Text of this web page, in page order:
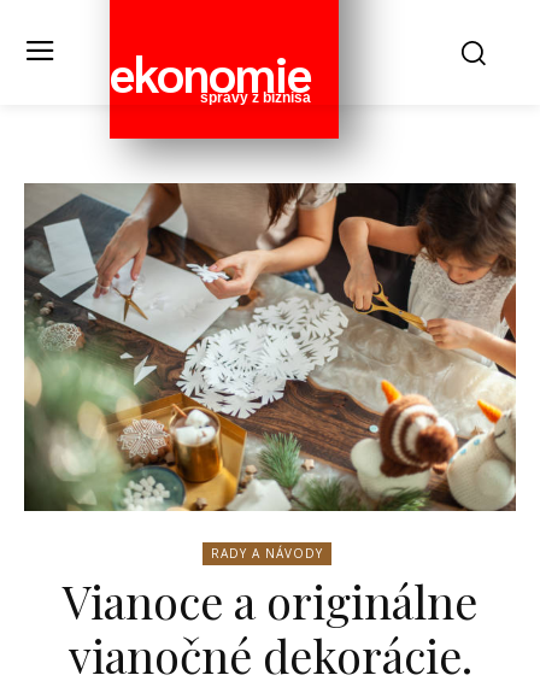
ekonomie
správy z biznisa
RADY A NÁVODY
Vianoce a originálne
vianočné dekorácie.